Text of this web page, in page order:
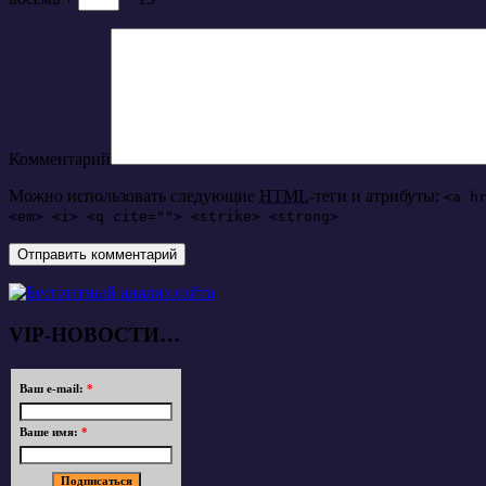
Комментарий
Можно использовать следующие HTML-теги и атрибуты: <a
<em> <i> <q cite=""> <strike> <strong>
VIP-НОВОСТИ…
Ваш e-mail: *
Ваше имя: *